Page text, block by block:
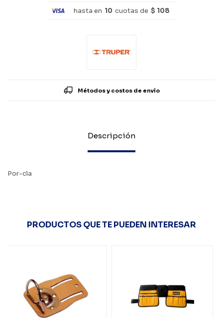
hasta en 10 cuotas de $ 108
Métodos y costos de envío
Descripción
Por-cla
PRODUCTOS QUE TE PUEDEN INTERESAR